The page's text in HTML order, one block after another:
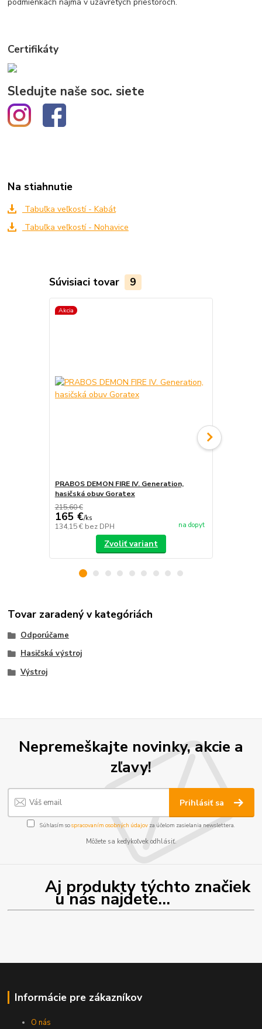
Certifikáty
Sledujte naše soc. siete
Na stiahnutie
Tabuľka veľkostí - Kabát
Tabuľka veľkostí - Nohavice
Súvisiaci tovar 9
Akcia
PRABOS DEMON FIRE IV. Generation,
hasičská obuv Goratex
215,60 €
165 €/ks
134,15 € bez DPH na dopyt
Zvoliť variant
Tovar zaradený v kategóriách
Odporúčame
Hasičská výstroj
Výstroj
Nepremeškajte novinky, akcie a
zľavy!
Prihlásiť sa
Súhlasím sospracovaním osobných údajov za účelom zasielania newslettera.
Môžete sa kedykoľvek odhlásiť.
Aj produkty týchto značiek
u nás najdete...
Informácie pre zákazníkov
O nás